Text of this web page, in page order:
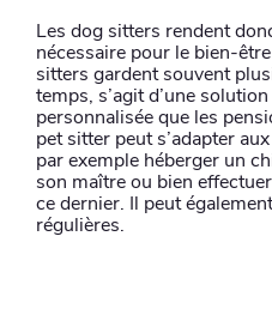
Les dog sitters rendent
nécessaire pour le bien-
sitters gardent souvent
temps, s’agit d’une
personnalisée que les
pet sitter peut s’adapter
par exemple héberger un
son maître ou bien
ce dernier. Il peut
régulières.